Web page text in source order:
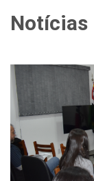
Notícias